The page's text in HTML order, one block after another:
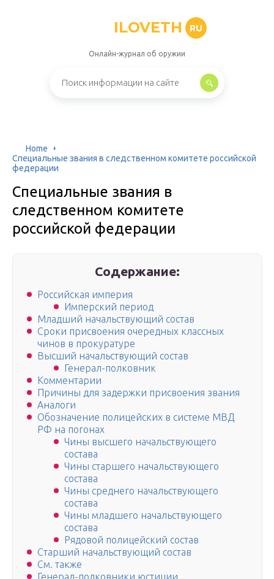
ILOVETH RU
Онлайн-журнал об оружии
Home
Специальные звания в следственном комитете российской
федерации
Специальные звания в
следственном комитете
российской федерации
Содержание:
Российская империя
Имперский период
Младший начальствующий состав
Сроки присвоения очередных классных
чинов в прокуратуре
Высший начальствующий состав
Генерал-полковник
Комментарии
Причины для задержки присвоения звания
Аналоги
Обозначение полицейских в системе МВД
РФ на погонах
Чины высшего начальствующего
состава
Чины старшего начальствующего
состава
Чины среднего начальствующего
состава
Чины младшего начальствующего
состава
Рядовой полицейский состав
Старший начальствующий состав
См. также
Генерал-полковники юстиции